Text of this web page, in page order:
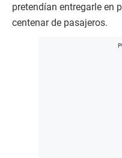
pretendían entregarle en
centenar de pasajeros.